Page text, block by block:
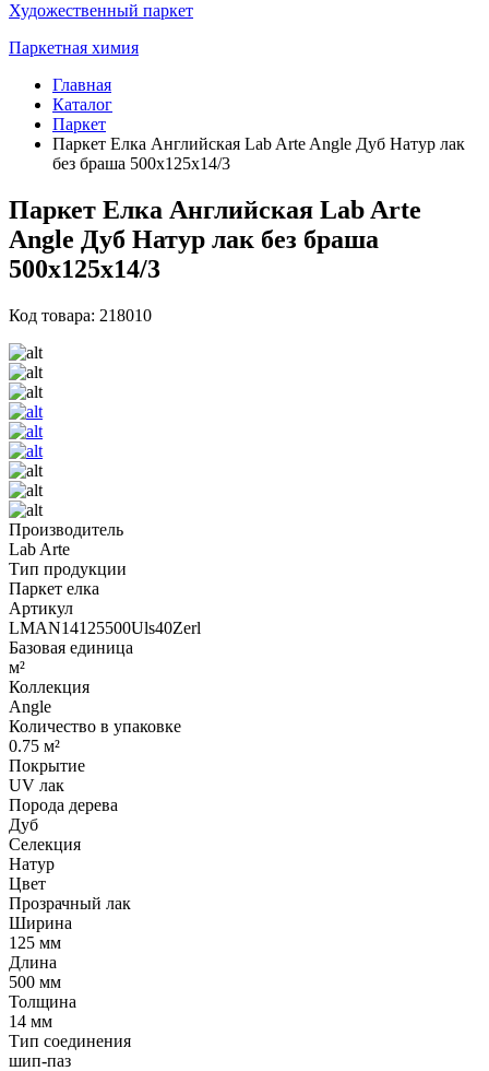
Художественный паркет
Паркетная химия
Главная
Каталог
Паркет
Паркет Елка Английская Lab Arte Angle Дуб Натур лак
без браша 500х125х14/3
Паркет Елка Английская Lab Arte
Angle Дуб Натур лак без браша
500х125х14/3
Код товара: 218010
Производитель
Lab Arte
Тип продукции
Паркет елка
Артикул
LMAN14125500Uls40Zerl
Базовая единица
м²
Коллекция
Angle
Количество в упаковке
0.75 м²
Покрытие
UV лак
Порода дерева
Дуб
Селекция
Натур
Цвет
Прозрачный лак
Ширина
125 мм
Длина
500 мм
Толщина
14 мм
Тип соединения
шип-паз